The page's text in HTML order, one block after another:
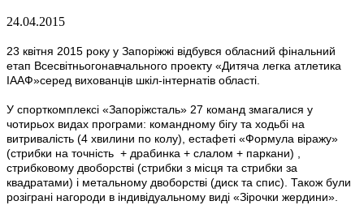
24.04.2015
23 квітня 2015 року у Запоріжжі відбувся обласний фінальний
етап Всесвітньогонавчального проекту «Дитяча легка атлетика
ІААФ»серед вихованців шкіл-інтернатів області.
У спорткомплексі «Запоріжсталь» 27 команд змагалися у
чотирьох видах програми: командному бігу та ходьбі на
витривалість (4 хвилини по колу), естафеті «Формула віражу»
(стрибки на точність + драбинка + слалом + паркани) ,
стрибковому двоборстві (стрибки з місця та стрибки за
квадратами) і метальному двоборстві (диск та спис). Також були
розіграні нагороди в індивідуальному виді «Зірочки жердини».